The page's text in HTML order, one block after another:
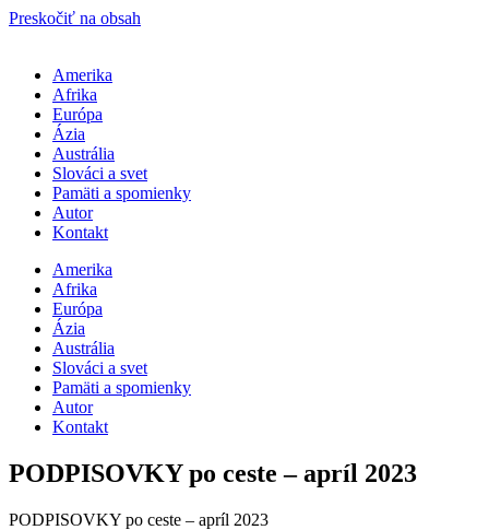
Preskočiť na obsah
Amerika
Afrika
Európa
Ázia
Austrália
Slováci a svet
Pamäti a spomienky
Autor
Kontakt
Amerika
Afrika
Európa
Ázia
Austrália
Slováci a svet
Pamäti a spomienky
Autor
Kontakt
PODPISOVKY po ceste – apríl 2023
PODPISOVKY po ceste – apríl 2023